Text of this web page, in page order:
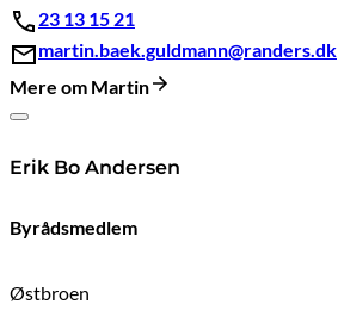
23 13 15 21
martin.baek.guldmann@randers.dk
Mere om Martin
Erik Bo Andersen
Byrådsmedlem
Østbroen